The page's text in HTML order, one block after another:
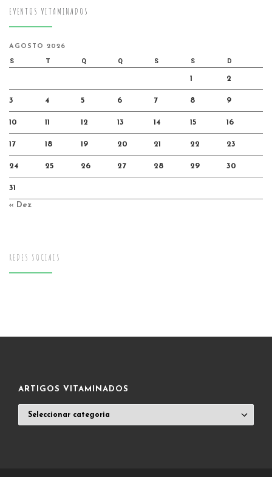
EVENTOS VITAMINADOS
AGOSTO 2026
S T Q Q S S D
1 2
3 4 5 6 7 8 9
10 11 12 13 14 15 16
17 18 19 20 21 22 23
24 25 26 27 28 29 30
31
« Dez
REDES SOCIAIS
ARTIGOS VITAMINADOS
VITAMINADOS